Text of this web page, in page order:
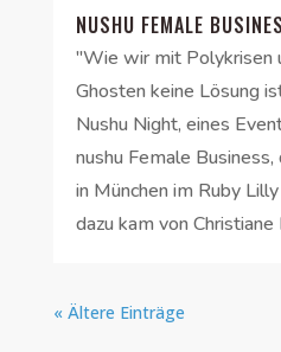
NUSHU FEMALE
"Wie wir mit Polykrisen
Ghosten keine Lösung
Nushu Night, eines
nushu Female
in München im Ruby
dazu kam von Christiane
« Ältere Einträge